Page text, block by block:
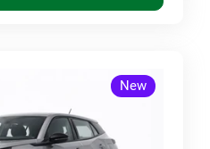
New